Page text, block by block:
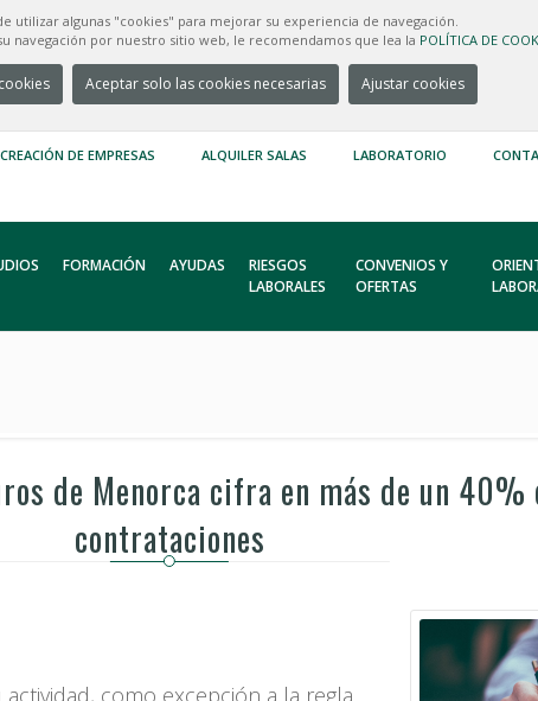
utilizar algunas "cookies" para mejorar su experiencia de navegación.
navegación por nuestro sitio web, le recomendamos que lea la POLÍTICA DE
Aceptar solo las cookies necesarias Ajustar cookies
CREACIÓN DE EMPRESAS ALQUILER SALAS LABORATORIO
FORMACIÓN AYUDAS
RIESGOS
LABORALES
CONVENIOS Y
OFERTAS
de Menorca cifra en más de un 40%
contrataciones
como excepción a la regla